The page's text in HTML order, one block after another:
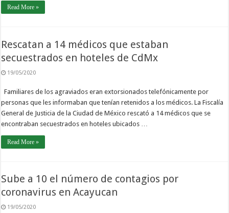
Read More »
Rescatan a 14 médicos que estaban
secuestrados en hoteles de CdMx
19/05/2020
Familiares de los agraviados eran extorsionados telefónicamente por
personas que les informaban que tenían retenidos a los médicos. La Fiscalía
General de Justicia de la Ciudad de México rescató a 14 médicos que se
encontraban secuestrados en hoteles ubicados …
Read More »
Sube a 10 el número de contagios por
coronavirus en Acayucan
19/05/2020